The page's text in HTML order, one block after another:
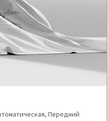
Передний